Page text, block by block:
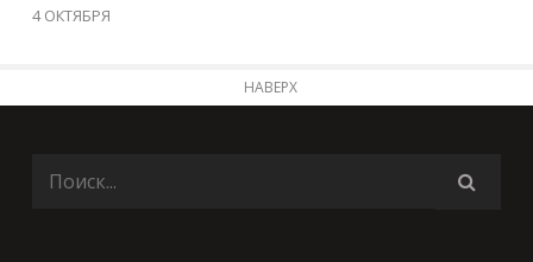
4 ОКТЯБРЯ
НАВЕРХ